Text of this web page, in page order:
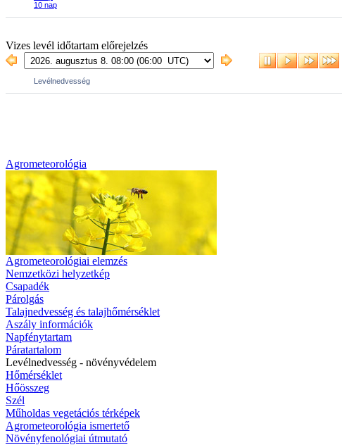
Vizes levél időtartam előrejelzés
Agrometeorológia
Agrometeorológiai elemzés
Nemzetközi helyzetkép
Csapadék
Párolgás
Talajnedvesség és talajhőmérséklet
Aszály információk
Napfénytartam
Páratartalom
Levélnedvesség - növényvédelem
Hőmérséklet
Hőösszeg
Szél
Műholdas vegetációs térképek
Agrometeorológia ismertető
Növényfenológiai útmutató